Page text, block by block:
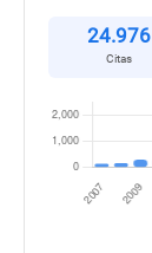
24.976
Citas